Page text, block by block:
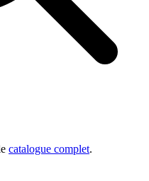
catalogue complet.